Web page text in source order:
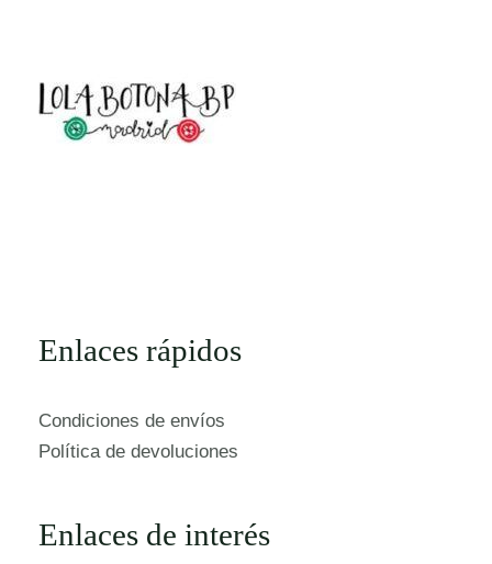
Enlaces rápidos
Condiciones de envíos
Política de devoluciones
Enlaces de interés